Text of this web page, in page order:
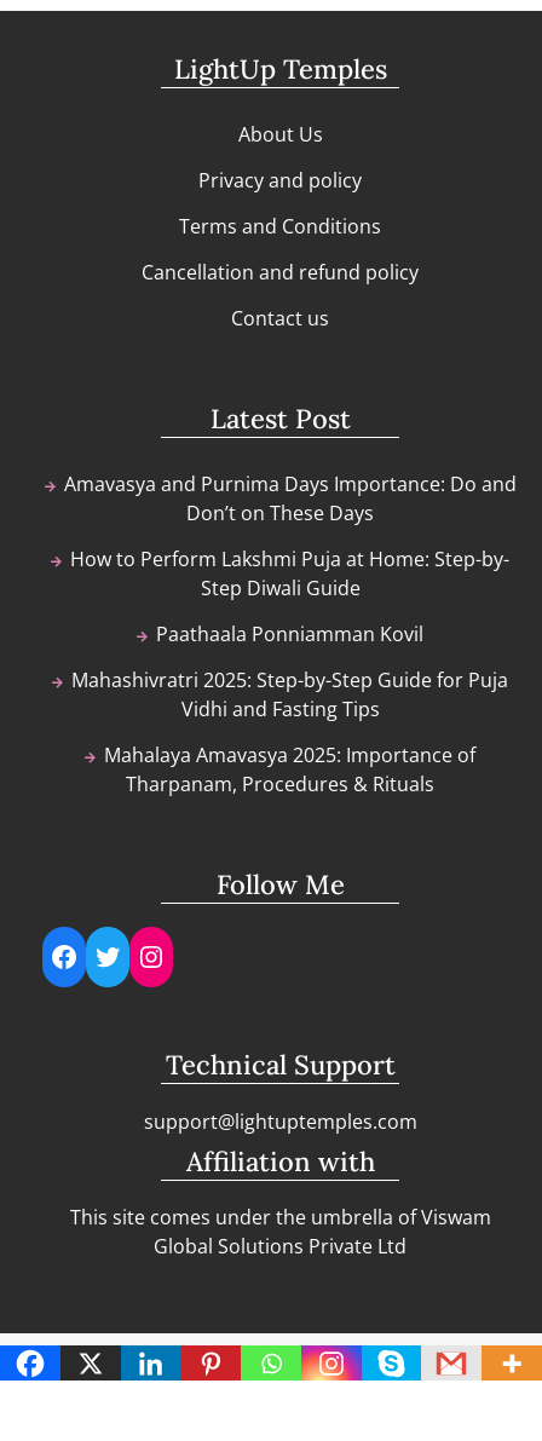
LightUp Temples
About Us
Privacy and policy
Terms and Conditions
Cancellation and refund policy
Contact us
Latest Post
Amavasya and Purnima Days Importance: Do and
Don’t on These Days
How to Perform Lakshmi Puja at Home: Step-by-
Step Diwali Guide
Paathaala Ponniamman Kovil
Mahashivratri 2025: Step-by-Step Guide for Puja
Vidhi and Fasting Tips
Mahalaya Amavasya 2025: Importance of
Tharpanam, Procedures & Rituals
Follow Me
Facebook
TwitterInstagram
Technical Support
support@lightuptemples.com
Affiliation with
This site comes under the umbrella of Viswam
Global Solutions Private Ltd